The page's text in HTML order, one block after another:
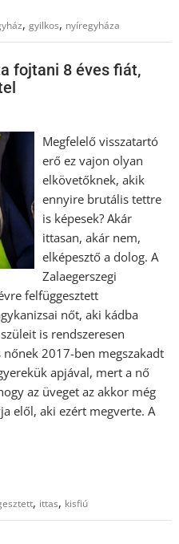
,gyilkos, nyíregyháza
fojtani 8 éves fiát,
Megfelelő visszatartó
erő ez vajon olyan
elkövetőknek, akik
ennyire brutális tettre
is képesek? Akár
ittasan, akár nem,
elképesztő a dolog. A
Zalaegerszegi
felfüggesztett
nőt, aki kádba
is rendszeresen
2017-ben megszakadt
apjával, mert a nő
az üveget az akkor még
elől, aki ezért megverte. A
, ittas, kisfiú